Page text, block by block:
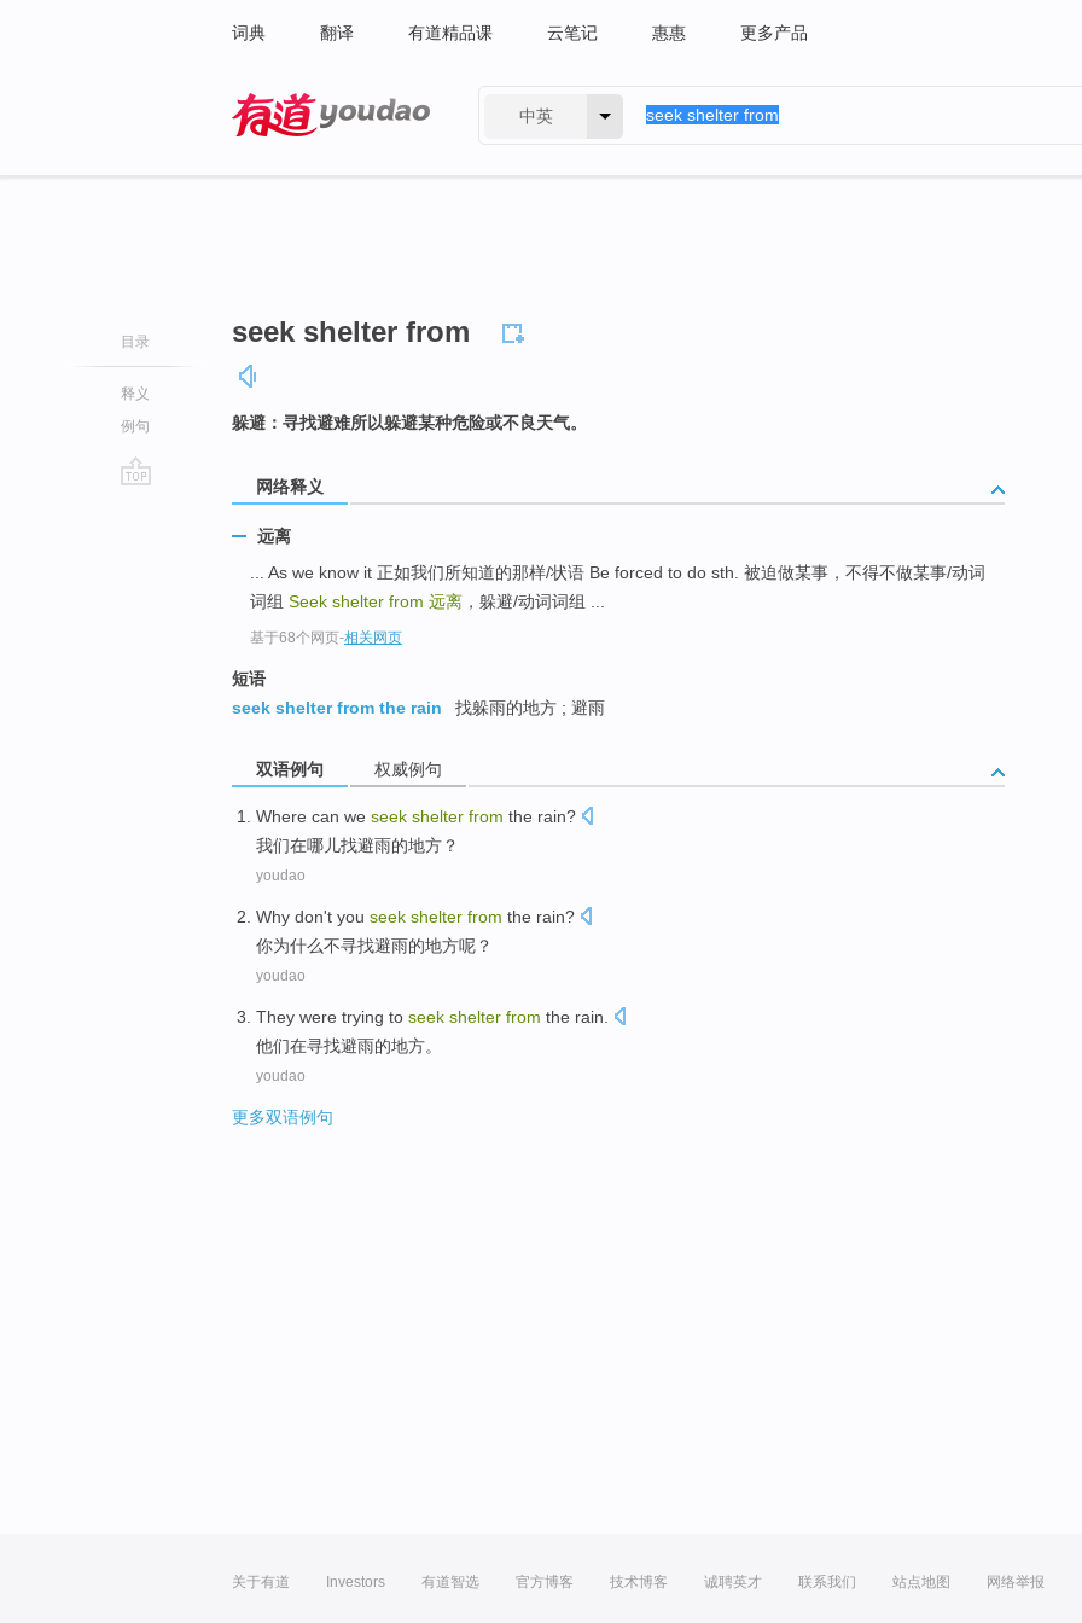
词典 翻译 有道精品课 云笔记 惠惠 更多产品
中英
目录
释义
例句
seek shelter from
躲避：寻找避难所以躲避某种危险或不良天气。
网络释义
远离
... As we know it 正如我们所知道的那样/状语 Be forced to do sth. 被迫做某事，不得不做某事/动词
词组 Seek shelter from 远离 ，躲避/动词词组 ...
基于68个网页-相关网页
短语
seek shelter from the rain
找躲雨的地方 ; 避雨
双语例句 权威例句
Where can we seek shelter from the rain?
我们在哪儿找避雨的地方？
youdao
Why don't you seek shelter from the rain?
你为什么不寻找避雨的地方呢？
youdao
They were trying to seek shelter from the rain.
他们在寻找避雨的地方。
youdao
更多双语例句
关于有道 Investors 有道智选 官方博客 技术博客 诚聘英才 联系我们 站点地图 网络举报